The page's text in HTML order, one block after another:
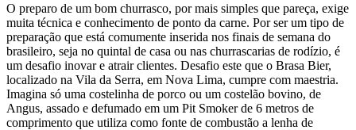
O preparo de um bom churrasco, por mais simples que pareça, exige
muita técnica e conhecimento de ponto da carne. Por ser um tipo de
preparação que está comumente inserida nos finais de semana do
brasileiro, seja no quintal de casa ou nas churrascarias de rodízio, é
um desafio inovar e atrair clientes. Desafio este que o Brasa Bier,
localizado na Vila da Serra, em Nova Lima, cumpre com maestria.
Imagina só uma costelinha de porco ou um costelão bovino, de
Angus, assado e defumado em um Pit Smoker de 6 metros de
comprimento que utiliza como fonte de combustão a lenha de